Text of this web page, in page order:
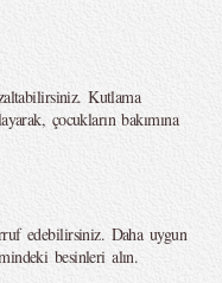
Kutlama
çocukların bakımına
edebilirsiniz. Daha uygun
besinleri alın.